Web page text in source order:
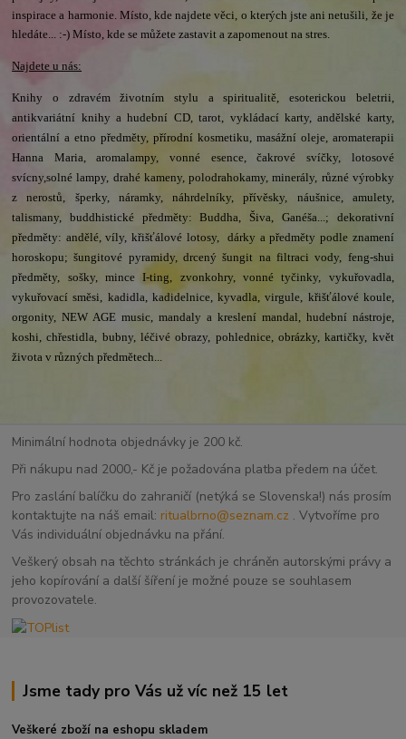
inspirace a harmonie. Místo, kde najdete věci, o kterých jste ani netušili, že je
hledáte... :-) Místo, kde se můžete zastavit a zapomenout na stres.
Najdete u nás:
Knihy o zdravém životním stylu a spiritualitě, esoterickou beletrii,
antikvariátní knihy a hudební CD, tarot, vykládací karty, andělské karty,
orientální a etno předměty, přírodní kosmetiku, masážní oleje, aromaterapii
Hanna Maria, aromalampy, vonné esence,čakrové svíčky, lotosové
svícny,solnélampy, drahé kameny, polodrahokamy, minerály, různé výrobky
z nerostů, šperky, náramky, náhrdelníky, přívěsky, náušnice, amulety,
talismany, buddhistické předměty:Buddha, Šiva, Ganéša...; dekorativní
předměty: andělé, víly, křišťálové lotosy, dárky a předměty podle znamení
horoskopu; šungitové pyramidy, drcený šungit na filtraci vody, feng-shui
předměty, sošky, mince I-ting, zvonkohry, vonné tyčinky, vykuřovadla,
vykuřovací směsi, kadidla, kadidelnice, kyvadla, virgule, křišťálové koule,
orgonity, NEW AGE music, mandaly a kreslení mandal, hudební nástroje,
koshi, chřestidla, bubny, léčivé obrazy, pohlednice, obrázky, kartičky, květ
života v různých předmětech...
Minimální hodnota objednávky je 200 kč.
Při nákupu nad 2000,- Kč je požadována platba předem na účet.
Pro zaslání balíčku do zahraničí (netýká se Slovenska!) nás prosím
kontaktujte na náš email: ritualbrno@seznam.cz . Vytvoříme pro
Vás individuální objednávku na přání.
Veškerý obsah na těchto stránkách je chráněn autorskými právy a
jeho kopírování a další šíření je možné pouze se souhlasem
provozovatele.
Jsme tady pro Vás už víc než 15 let
Veškeré zboží na eshopu skladem